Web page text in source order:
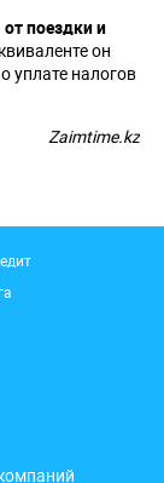
поездки и
он
уплате налогов
Zaimtime.kz